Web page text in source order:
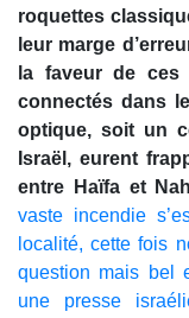
roquettes
leur marge
la faveur de ces
connectés dans
optique, soit un
Israël, eurent
entre Haïfa et
vaste incendie
localité, cette fois
question mais bel
une presse